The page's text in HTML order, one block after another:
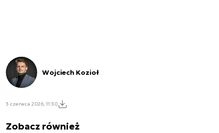
Wojciech Kozioł
3 czerwca 2026, 11:30
Zobacz również